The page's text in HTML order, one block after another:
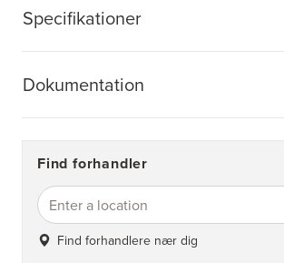
Specifikationer
Dokumentation
Find forhandler
Find forhandlere nær dig